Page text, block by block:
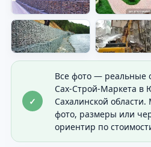
Подготовлен слой для
✓
Все фото — реальные
Сах-Строй-Маркета в
Сахалинской
фото, размеры или
ориентир по